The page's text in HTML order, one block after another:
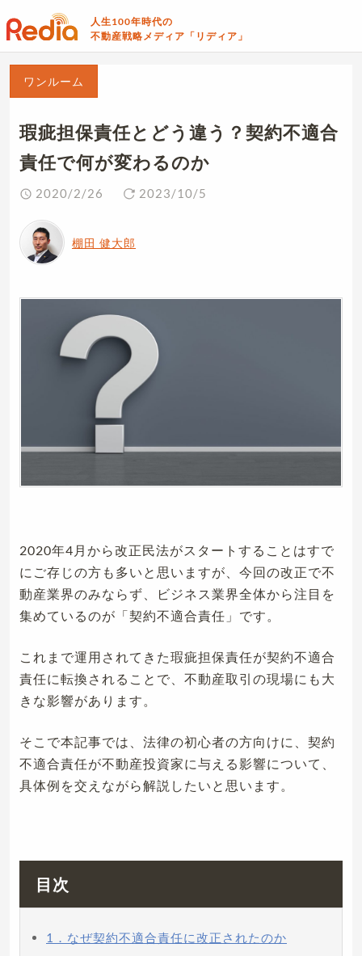
人生100年時代の
不動産戦略メディア「リディア」
ワンルーム
瑕疵担保責任とどう違う？契約不適合
責任で何が変わるのか
2020/2/26 2023/10/5
棚田 健大郎
2020年4月から改正民法がスタートすることはすで
にご存じの方も多いと思いますが、今回の改正で不
動産業界のみならず、ビジネス業界全体から注目を
集めているのが「契約不適合責任」です。
これまで運用されてきた瑕疵担保責任が契約不適合
責任に転換されることで、不動産取引の現場にも大
きな影響があります。
そこで本記事では、法律の初心者の方向けに、契約
不適合責任が不動産投資家に与える影響について、
具体例を交えながら解説したいと思います。
目次
1．なぜ契約不適合責任に改正されたのか